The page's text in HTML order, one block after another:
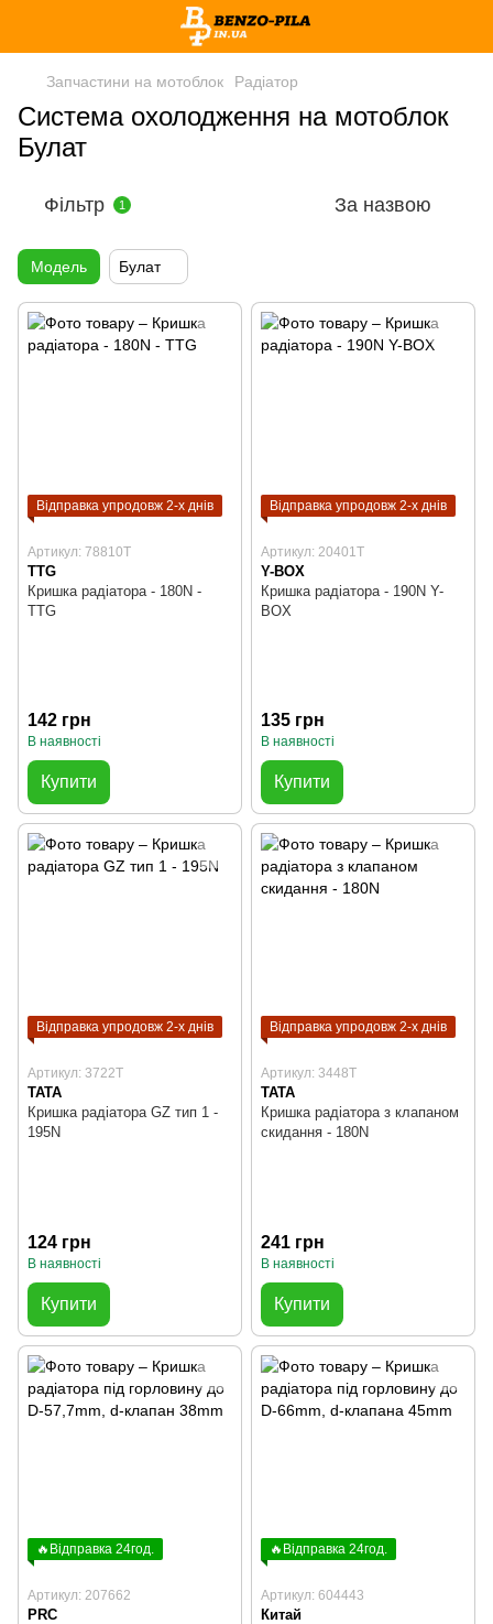
Запчастини на мотоблок Радіатор
Система охолодження на мотоблок
Булат
Фільтр 1 За назвою
Модель Булат
Відправка упродовж 2-х днів
Артикул: 78810T
TTG
Кришка радіатора - 180N -
TTG
142 грн
В наявності
Купити
Відправка упродовж 2-х днів
Артикул: 20401T
Y-BOX
Кришка радіатора - 190N Y-
BOX
135 грн
В наявності
Купити
Відправка упродовж 2-х днів
Артикул: 3722T
TATA
Кришка радіатора GZ тип 1 -
195N
124 грн
В наявності
Купити
Відправка упродовж 2-х днів
Артикул: 3448T
TATA
Кришка радіатора з клапаном
скидання - 180N
241 грн
В наявності
Купити
🔥Відправка 24год.
Артикул: 207662
PRC
🔥Відправка 24год.
Артикул: 604443
Китай